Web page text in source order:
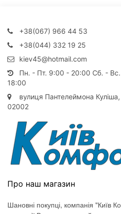
+38(067) 966 44 53
+38(044) 332 19 25
kiev45@hotmail.com
Пн. - Пт. 9:00 - 20:00 Сб. -
18:00
вулиця Пантелеймона Куліша,
02002
Про наш магазин
Шановні покупці, компанія "Київ